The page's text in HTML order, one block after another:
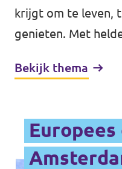
krijgt om te leven,
genieten. Met
toerisme dat de
er woont.
Bekijk thema
Europees